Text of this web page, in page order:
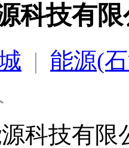
科技有
| 能源(
科技有限